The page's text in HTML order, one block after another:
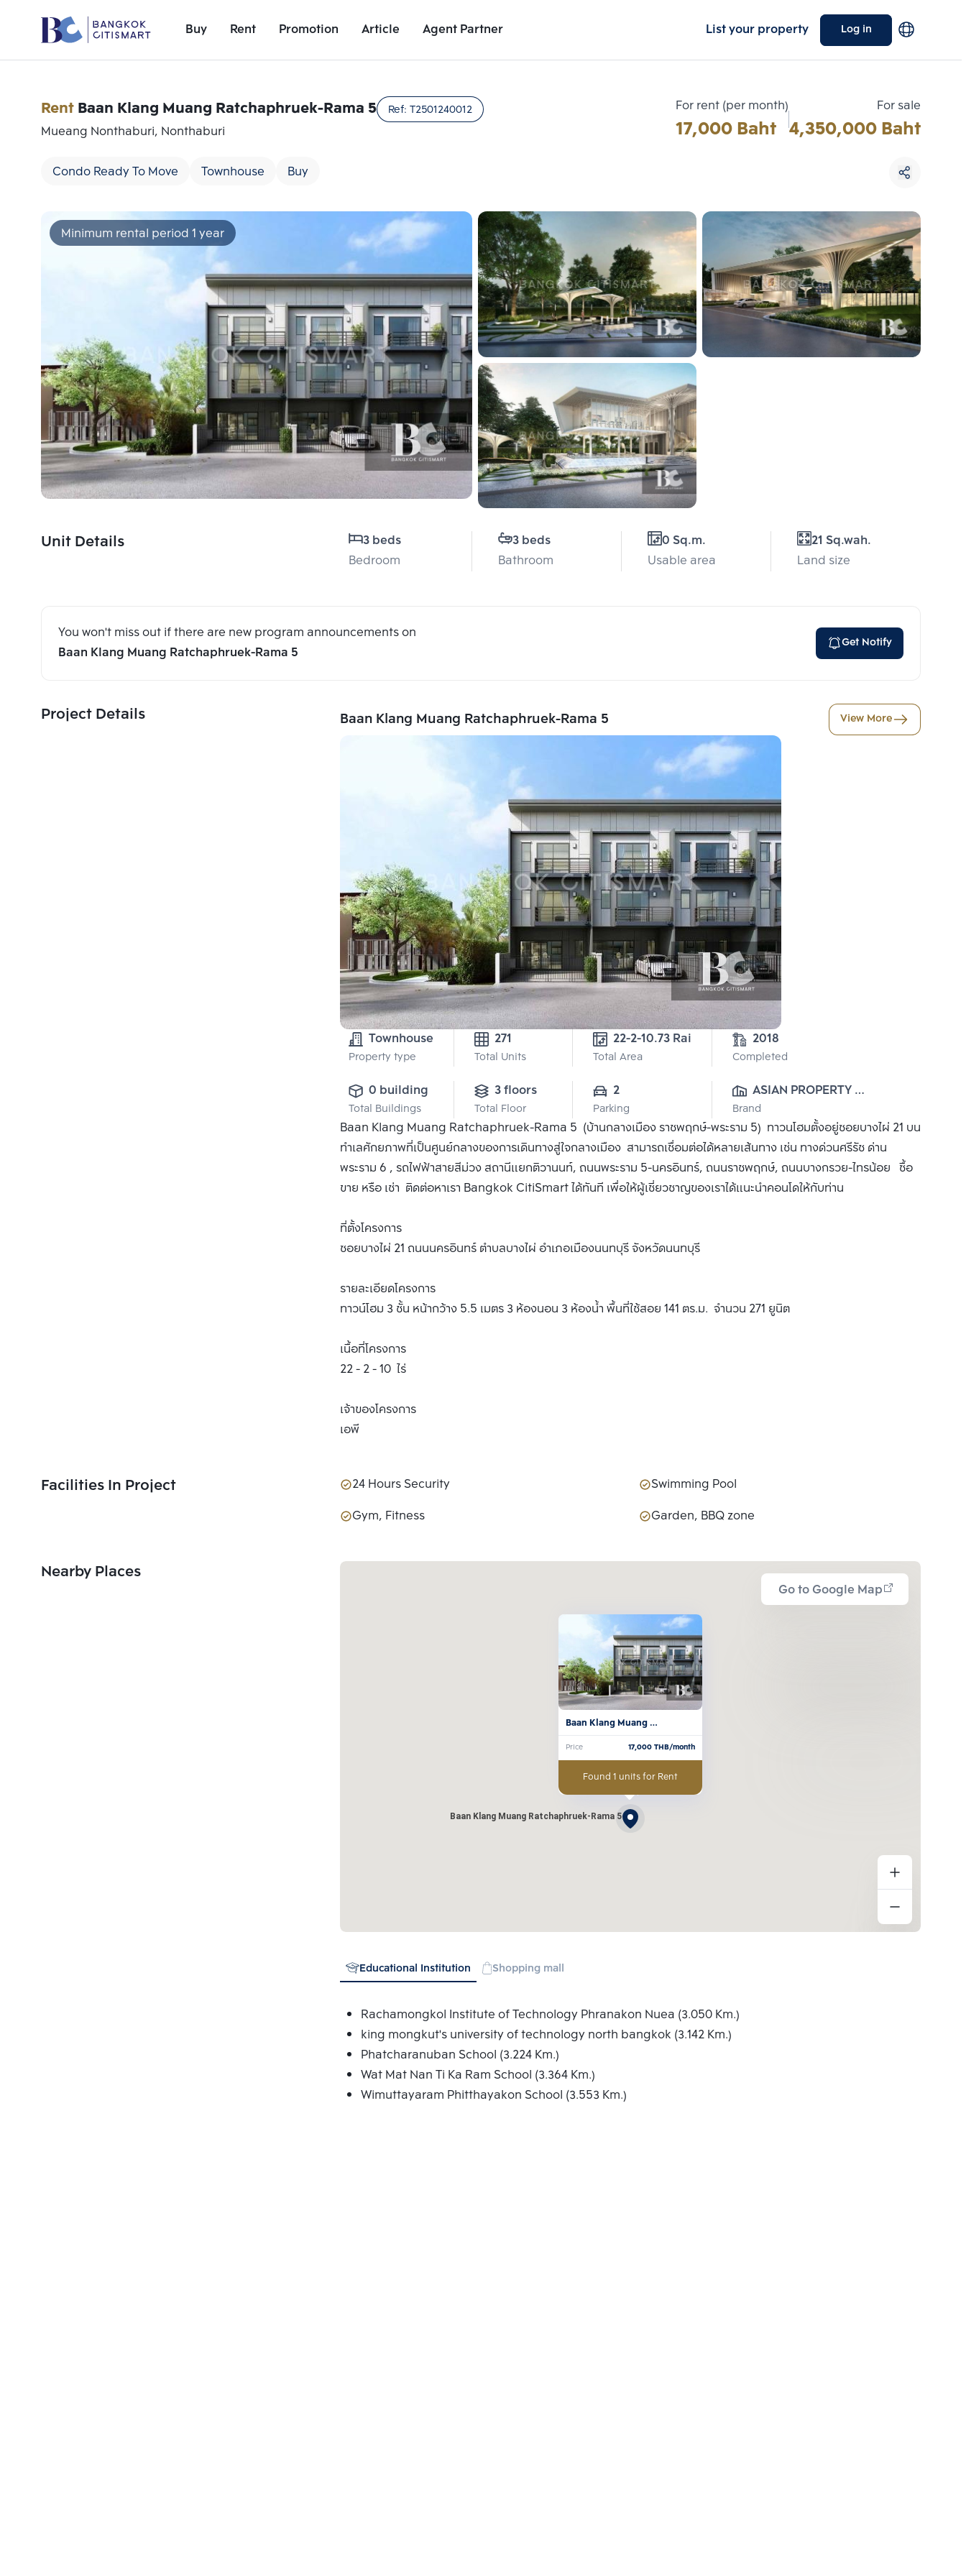
Buy Rent Promotion Article Agent Partner List your property Log in
Unit Details
RentBaan Klang Muang Ratchaphruek-Rama 5 Ref: T2501240012
Mueang Nonthaburi, Nonthaburi
Condo Ready To Move Townhouse Buy
For sale
4,350,000 Baht
For rent (per month)
17,000 Baht
Minimum rental period 1 year
Unit Details
3 beds
Bedroom
3 beds
Bathroom
0 Sq.m.
Usable area
21 Sq.wah.
Land size
You won't miss out if there are new program announcements on
Baan Klang Muang Ratchaphruek-Rama 5
Get Notify
Project Details Baan Klang Muang Ratchaphruek-Rama 5 View More
Townhouse
Property type
271
Total Units
22-2-10.73 Rai
Total Area
2018
Completed
0 building
Total Buildings
3 floors
Total Floor
2
Parking
ASIAN PROPERTY
(KRUNGTHEP) CO., LTD.
Brand
Baan Klang Muang Ratchaphruek-Rama 5 (บ้านกลางเมือง ราชพฤกษ์-พระราม 5) ทาวนโฮมตั้งอยู่ซอยบางไผ่ 21 บน
ทำเลศักยภาพที่เป็นศูนย์กลางของการเดินทางสู่ใจกลางเมือง สามารถเชื่อมต่อได้หลายเส้นทาง เช่น ทางด่วนศรีรัช ด่าน
พระราม 6 , รถไฟฟ้าสายสีม่วง สถานีแยกติวานนท์, ถนนพระราม 5-นครอินทร์, ถนนราชพฤกษ์, ถนนบางกรวย-ไทรน้อย ซื้อ
ขาย หรือ เช่า ติดต่อหาเรา Bangkok CitiSmart ได้ทันที เพื่อให้ผู้เชี่ยวชาญของเราได้แนะนำคอนโดให้กับท่าน
ที่ตั้งโครงการ
ซอยบางไผ่ 21 ถนนนครอินทร์ ตำบลบางไผ่ อำเภอเมืองนนทบุรี จังหวัดนนทบุรี
รายละเอียดโครงการ
ทาวน์โฮม 3 ชั้น หน้ากว้าง 5.5 เมตร 3 ห้องนอน 3 ห้องน้ำ พื้นที่ใช้สอย 141 ตร.ม. จำนวน 271 ยูนิต
เนื้อที่โครงการ
22 - 2 - 10 ไร่
เจ้าของโครงการ
เอพี
Facilities In Project 24 Hours Security
Swimming Pool
Gym, Fitness
Garden, BBQ zone
Nearby Places
Go to Google Map
Baan Klang Muang Ratchaphruek-Rama 5
Baan Klang Muang
Price 17,000 THB/month
Found 1 units for Rent
Educational Institution Shopping mall
Rachamongkol Institute of Technology Phranakon Nuea (3.050 Km.)
king mongkut's university of technology north bangkok (3.142 Km.)
Phatcharanuban School (3.224 Km.)
Wat Mat Nan Ti Ka Ram School (3.364 Km.)
Wimuttayaram Phitthayakon School (3.553 Km.)
Add comparative units
Number 1
Add comparative units
Add comparative units
Number 3
Choose comparative unit
Maximum 3 units
Compare
Clear all